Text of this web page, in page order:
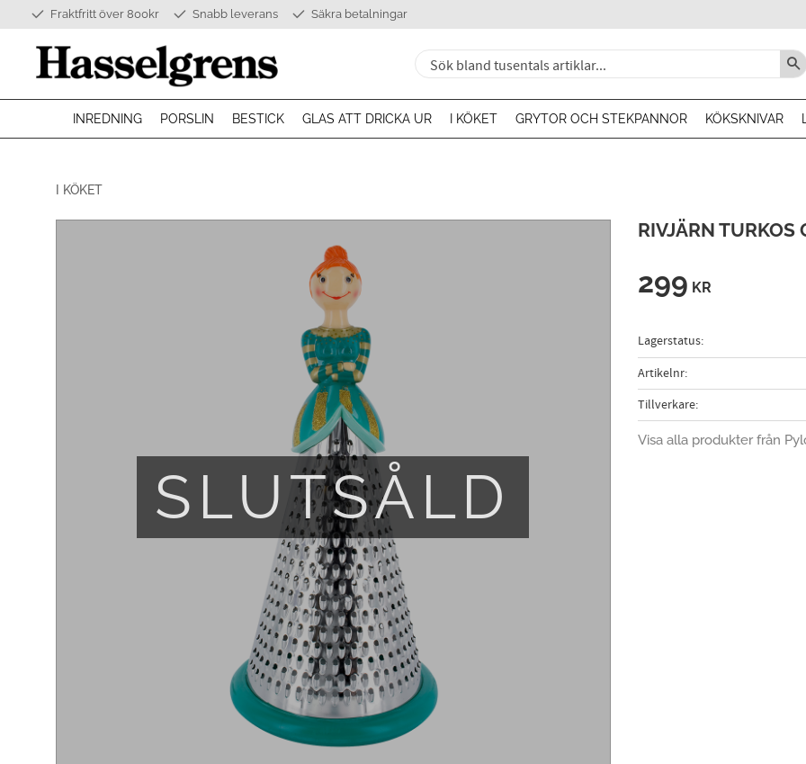
Fraktfritt över 800kr Snabb leverans Säkra betalningar
INREDNING PORSLIN BESTICK GLAS ATT DRICKA UR I KÖKET GRYTOR OCH STEKPANNOR KÖKSKNIVAR
I KÖKET
RIVJÄRN TURKOS
SLUTSÅLD
299 KR
Lagerstatus
Artikelnr
Tillverkare
Visa alla produkter från